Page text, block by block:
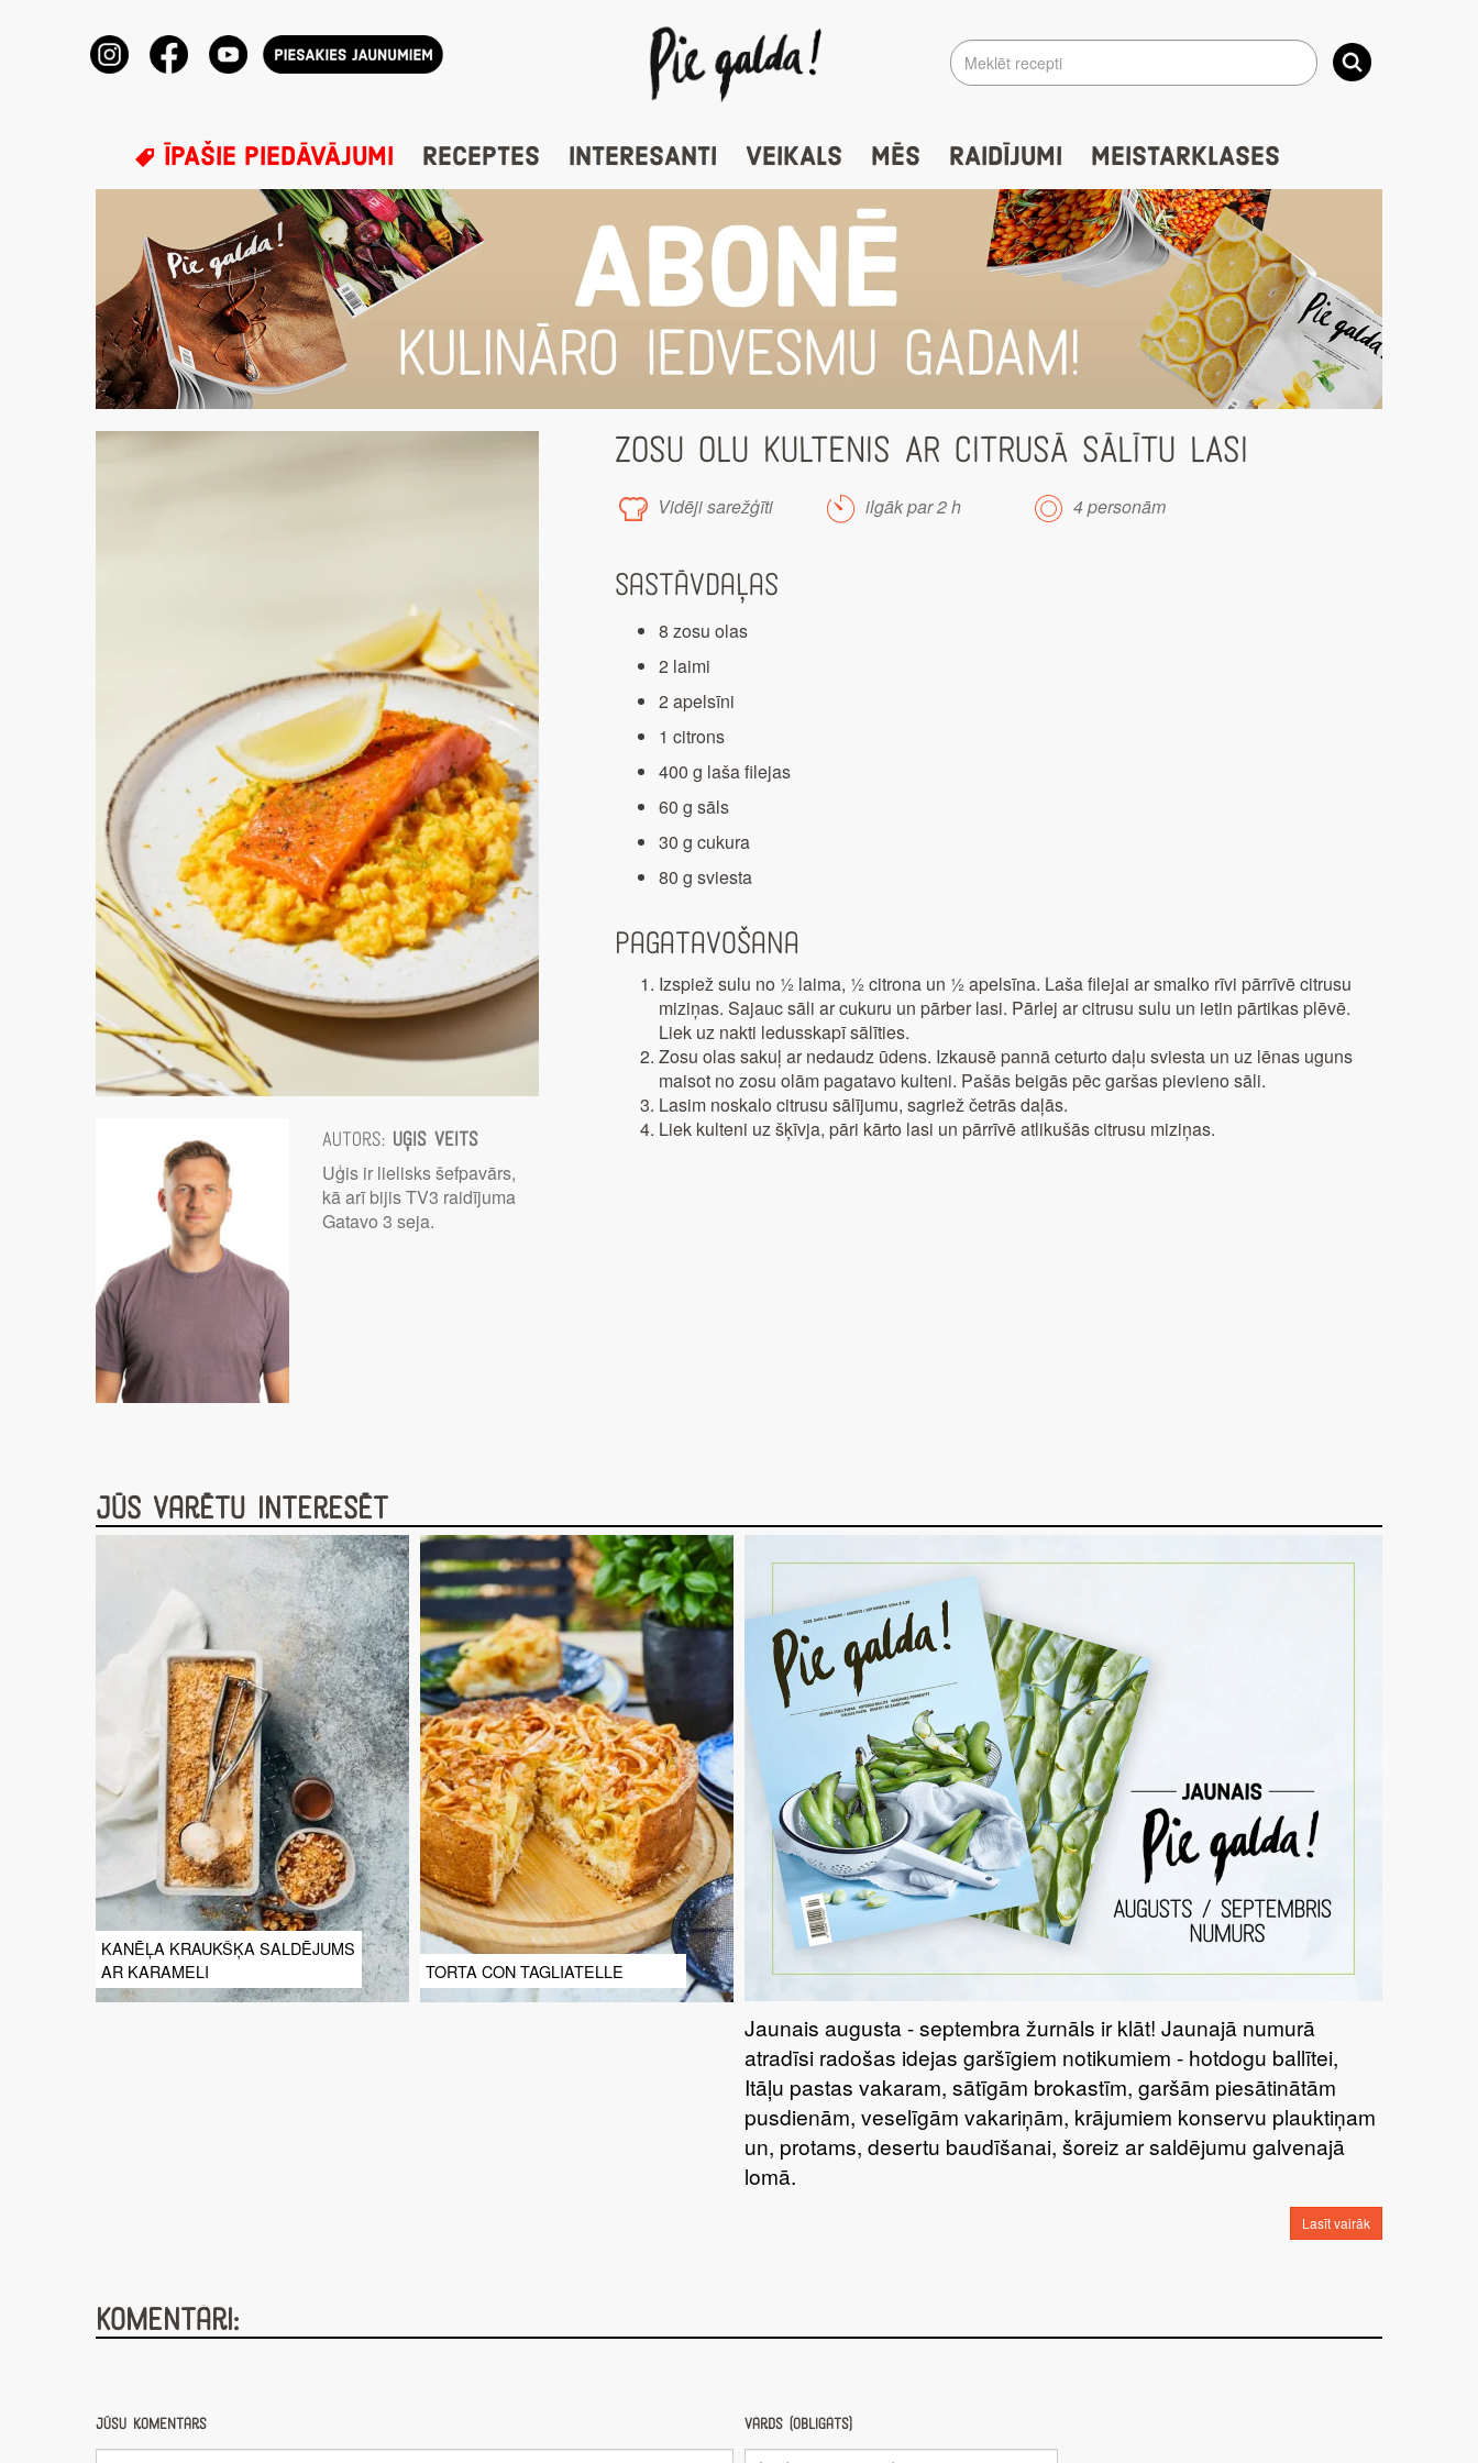
ĪPAŠIE PIEDĀVĀJUMI RECEPTES INTERESANTI VEIKALS MĒS RAIDĪJUMI MEISTARKLASES
Autors: Uģis Veits
Uģis ir lielisks šefpavārs,
kā arī bijis TV3 raidījuma
Gatavo 3 seja.
ZOSU OLU KULTENIS AR CITRUSĀ SĀLĪTU LASI
Vidēji sarežģīti ilgāk par 2 h 4 personām
Sastāvdaļas
8 zosu olas
2 laimi
2 apelsīni
1 citrons
400 g laša filejas
60 g sāls
30 g cukura
80 g sviesta
Pagatavošana
Izspiež sulu no ½ laima, ½ citrona un ½ apelsīna. Laša filejai ar smalko rīvi pārrīvē citrusu
miziņas. Sajauc sāli ar cukuru un pārber lasi. Pārlej ar citrusu sulu un ietin pārtikas plēvē.
Liek uz nakti ledusskapī sālīties.
Zosu olas sakuļ ar nedaudz ūdens. Izkausē pannā ceturto daļu sviesta un uz lēnas uguns
maisot no zosu olām pagatavo kulteni. Pašās beigās pēc garšas pievieno sāli.
Lasim noskalo citrusu sālījumu, sagriež četrās daļās.
Liek kulteni uz šķīvja, pāri kārto lasi un pārrīvē atlikušās citrusu miziņas.
Jūs varētu interesēt
KANĒĻA KRAUKŠĶA SALDĒJUMS
AR KARAMELI
TORTA CON TAGLIATELLE
Jaunais augusta - septembra žurnāls ir klāt! Jaunajā numurā
atradīsi radošas idejas garšīgiem notikumiem - hotdogu ballītei,
Itāļu pastas vakaram, sātīgām brokastīm, garšām piesātinātām
pusdienām, veselīgām vakariņām, krājumiem konservu plauktiņam
un, protams, desertu baudīšanai, šoreiz ar saldējumu galvenajā
lomā.
Lasīt vairāk
Komentāri:
Jūsu komentārs Vārds (obligāts)